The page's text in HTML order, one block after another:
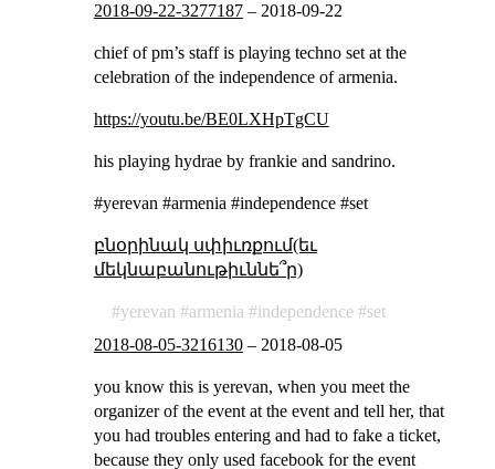
2018-09-22-3277187– 2018-09-22
chief of pm’s staff is playing techno set at the
celebration of the independence of armenia.
https://youtu.be/BE0LXHpTgCU
his playing hydrae by frankie and sandrino.
#yerevan #armenia #independence #set
բնօրինակ սփիւռքում(եւ
մեկնաբանութիւննե՞ր)
yerevan armenia independence
set
2018-08-05-3216130– 2018-08-05
you know this is yerevan, when you meet the
organizer of the event at the event and tell her, that
you had troubles entering and had to fake a ticket,
because they only used facebook for the event